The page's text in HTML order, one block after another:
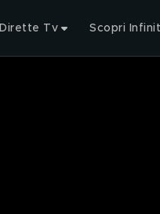
Dirette Tv Scopri